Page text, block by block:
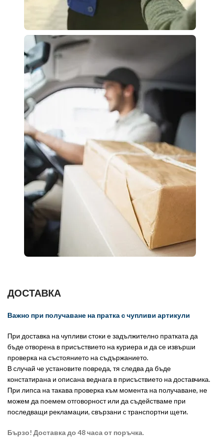
ДОСТАВКА
Важно при получаване на пратка с чупливи артикули
При доставка на чупливи стоки е задължително пратката да
бъде отворена в присъствието на куриера и да се извърши
проверка на състоянието на съдържанието.
В случай че установите повреда, тя следва да бъде
констатирана и описана веднага в присъствието на доставчика.
При липса на такава проверка към момента на получаване, не
можем да поемем отговорност или да съдействаме при
последващи рекламации, свързани с транспортни щети.
Бързо! Доставка до 48 часа от поръчка.